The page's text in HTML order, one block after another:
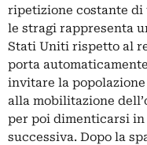
ripetizione costante di
le stragi rappresenta
Stati Uniti rispetto al
porta
invitare la
alla mobilitazione
per poi dimenticarsi
successiva. Dopo la